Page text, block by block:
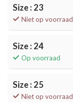
Size : 23
Niet op voorraad
Size : 24
Op voorraad
Size : 25
Niet op voorraad